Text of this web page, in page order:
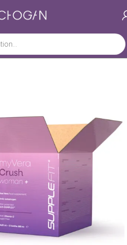
Compléments alimentaires/ Boissons